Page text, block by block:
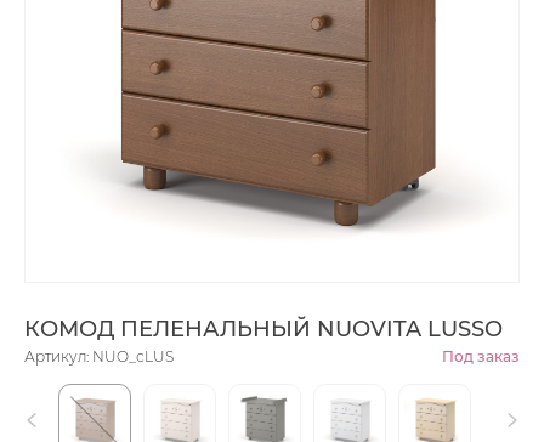
КОМОД ПЕЛЕНАЛЬНЫЙ NUOVITA LUSSO
Артикул: NUO_сLUS Под заказ